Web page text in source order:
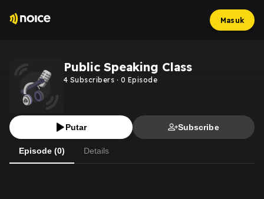
Masuk
Public Speaking Class
4 Subscribers · 0 Episode
Putar Subscribe
Episode (0) Details